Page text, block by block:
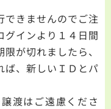
きませんのでご注
グインより１４日間
が切れましたら、
ば、新しいＩＤとパ
渡はご遠慮くださ